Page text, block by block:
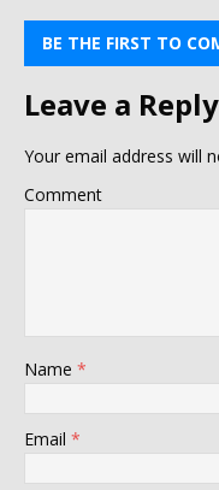
BE THE FIRST TO
Leave a Reply
Your email address will
Comment
Name *
Email *